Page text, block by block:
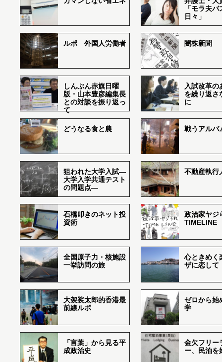
「モラ夫
日々」
ルポ 外国人労働者 闇株新聞
しんぶん赤旗日曜
版・山本豊彦編集長
との対談を振り返っ
て
入試改革の
を繰り返さ
に
どうなる食と農 戦うアルバ
狙われた大学入試―
大学入学共通テスト
の問題点―
不動産執行
石橋叩きのネット投
資術
政治家ヤジ
TIMELINE
全国原子力・核施設
一挙訪問の旅
心ときめく
ザに恋して
大袈裟太郎的香港最
前線ルポ
ゼロから始
学
「言葉」から見る平
成政治史
金欠フリー
ー、民泊を